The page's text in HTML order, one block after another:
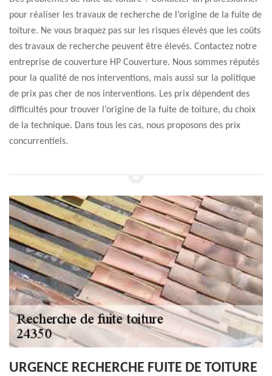
pour réaliser les travaux de recherche de l’origine de la fuite de
toiture. Ne vous braquez pas sur les risques élevés que les coûts
des travaux de recherche peuvent être élevés. Contactez notre
entreprise de couverture HP Couverture. Nous sommes réputés
pour la qualité de nos interventions, mais aussi sur la politique
de prix pas cher de nos interventions. Les prix dépendent des
difficultés pour trouver l’origine de la fuite de toiture, du choix
de la technique. Dans tous les cas, nous proposons des prix
concurrentiels.
URGENCE RECHERCHE FUITE DE TOITURE